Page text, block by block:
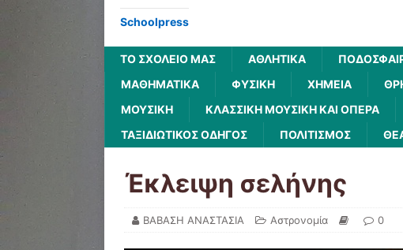
Schoolpress
ΤΟ ΣΧΟΛΕΙΟ ΜΑΣ ΑΘΛΗΤΙΚΆ
ΜΑΘΗΜΑΤΙΚΆ
ΦΥΣΙΚΉ ΧΗΜΕΊΑ
ΜΟΥΣΙΚΉ
ΚΛΑΣΣΙΚΉ ΜΟΥΣΙΚΉ ΚΑΙ ΌΠΕΡΑ
ΤΑΞΙΔΙΩΤΙΚΌΣ ΟΔΗΓΌΣ
ΠΟΛΙΤΙΣΜΌΣ
Έκλειψη σελήνης
ΒΑΒΑΣΗ ΑΝΑΣΤΑΣΙΑ Αστρονομία 0